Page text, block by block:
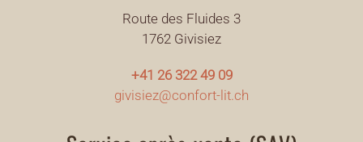
Route des Fluides 3
1762 Givisiez
+41 26 322 49 09
givisiez@confort-lit.ch